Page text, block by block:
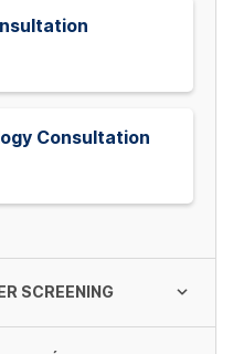
Consultation
SCREENING